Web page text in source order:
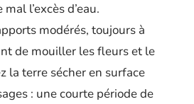
l’excès d’eau.
modérés, toujours à
de mouiller les fleurs et le
la terre sécher en surface
: une courte période de